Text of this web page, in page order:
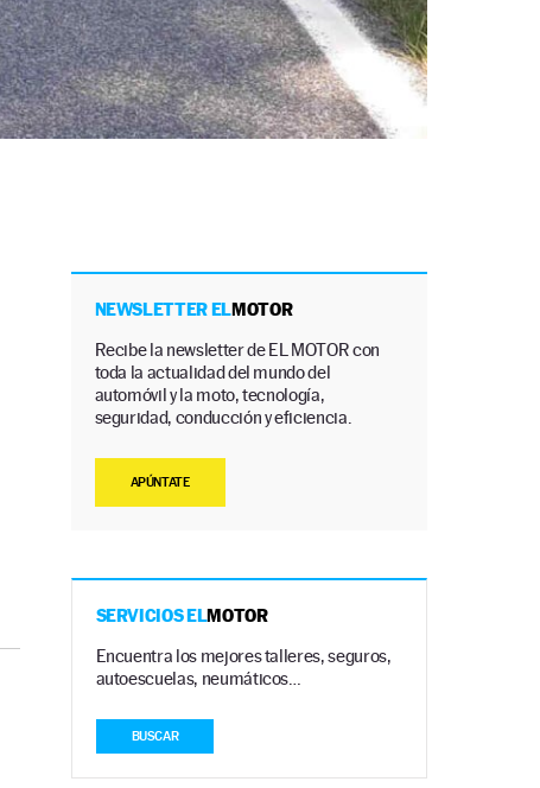
NEWSLETTER ELMOTOR
Recibe la newsletter de EL MOTOR con
toda la actualidad del mundo del
automóvil y la moto, tecnología,
seguridad, conducción y eficiencia.
APÚNTATE
SERVICIOS ELMOTOR
Encuentra los mejores talleres, seguros,
autoescuelas, neumáticos…
BUSCAR